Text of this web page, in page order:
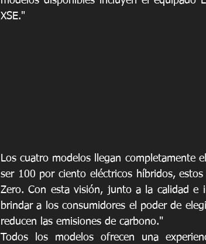
XSE."
Los cuatro modelos llegan completamente
ser 100 por ciento eléctricos híbridos,
Zero. Con esta visión, junto a la calidad e
brindar a los consumidores el poder de
reducen las emisiones de carbono."
Todos los modelos ofrecen una